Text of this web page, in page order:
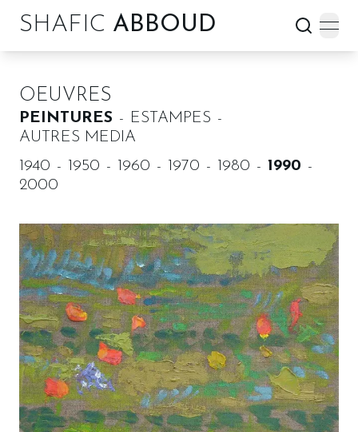
SHAFIC ABBOUD
OEUVRES
PEINTURES
ESTAMPES
AUTRES MEDIA
1940
1950 1960 1970 1980
1990
2000